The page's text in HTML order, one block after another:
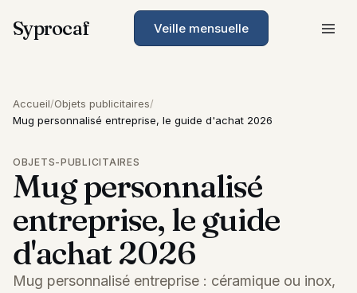
Syprocaf Veille mensuelle
Accueil/Objets publicitaires/
Mug personnalisé entreprise, le guide d'achat 2026
OBJETS-PUBLICITAIRES
Mug personnalisé
entreprise, le guide
d'achat 2026
Mug personnalisé entreprise : céramique ou inox,